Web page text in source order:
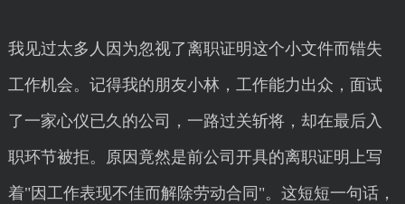
我见过太多人因为忽视了离职证明这个小文件而错失
工作机会。记得我的朋友小林，工作能力出众，面试
了一家心仪已久的公司，一路过关斩将，却在最后入
职环节被拒。原因竟然是前公司开具的离职证明上写
着"因工作表现不佳而解除劳动合同"。这短短一句话，